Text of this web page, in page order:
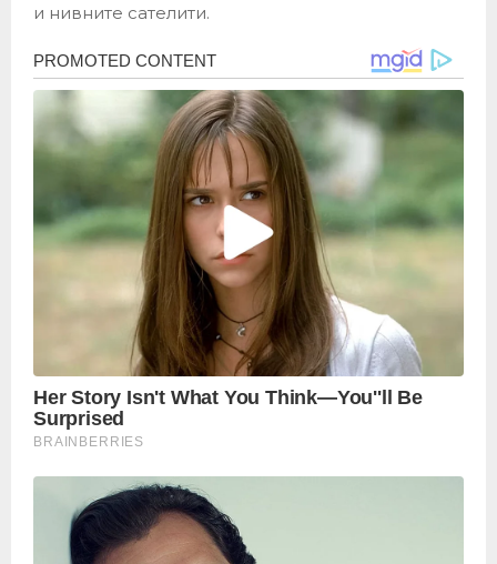
и нивните сателити.